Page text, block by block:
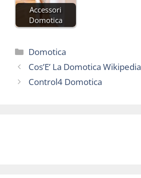
Accessori
Domotica
Categorie
Domotica
Cos’E’ La Domotica Wikipedia
Control4 Domotica